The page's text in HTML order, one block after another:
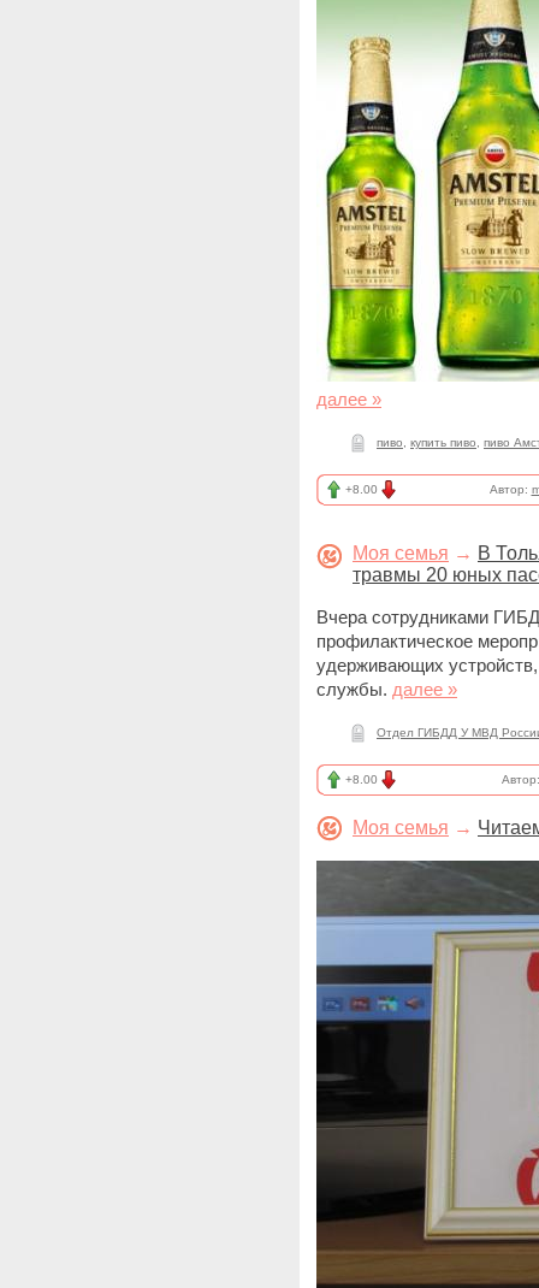
далее »
пиво купить пиво пиво
+8.00 Автор:
Моя семья → В
травмы 20 юных
Вчера сотрудниками
профилактическое
удерживающих
службы. далее »
Отдел ГИБДД У МВД России
+8.00
Моя семья →